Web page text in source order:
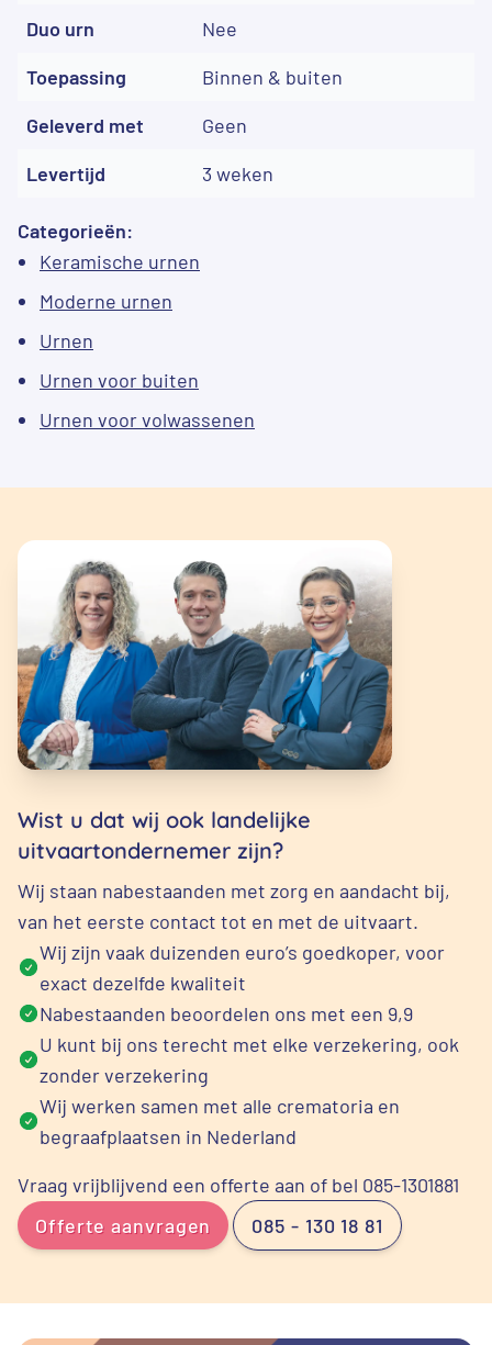
Duo urn
Nee
Toepassing
Binnen & buiten
Geleverd met
Geen
Levertijd
3 weken
Categorieën:
Keramische urnen
Moderne urnen
Urnen
Urnen voor buiten
Urnen voor volwassenen
Wist u dat wij ook landelijke
uitvaartondernemer zijn?
Wij staan nabestaanden met zorg en aandacht bij,
van het eerste contact tot en met de uitvaart.
Wij zijn vaak duizenden euro’s goedkoper, voor
exact dezelfde kwaliteit
Nabestaanden beoordelen ons met een 9,9
U kunt bij ons terecht met elke verzekering, ook
zonder verzekering
Wij werken samen met alle crematoria en
begraafplaatsen in Nederland
Vraag vrijblijvend een offerte aan of bel 085-1301881
Offerte aanvragen
085 - 130 18 81